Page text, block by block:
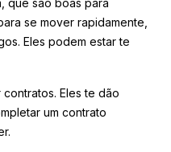
que são boas para
se mover rapidamente,
Eles podem estar te
Eles te dão
um contrato